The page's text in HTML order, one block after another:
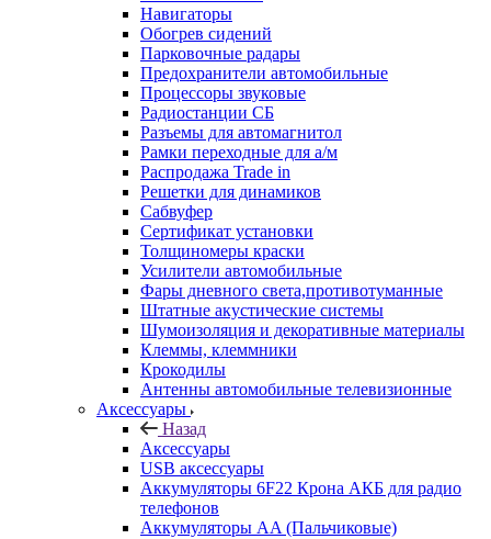
Навигаторы
Обогрев сидений
Парковочные радары
Предохранители автомобильные
Процессоры звуковые
Радиостанции СБ
Разъемы для автомагнитол
Рамки переходные для а/м
Распродажа Trade in
Решетки для динамиков
Сабвуфер
Сертификат установки
Толщиномеры краски
Усилители автомобильные
Фары дневного света,противотуманные
Штатные акустические системы
Шумоизоляция и декоративные материалы
Клеммы, клеммники
Крокодилы
Антенны автомобильные телевизионные
Аксессуары
Назад
Аксессуары
USB аксессуары
Аккумуляторы 6F22 Крона АКБ для радио
телефонов
Аккумуляторы AA (Пальчиковые)